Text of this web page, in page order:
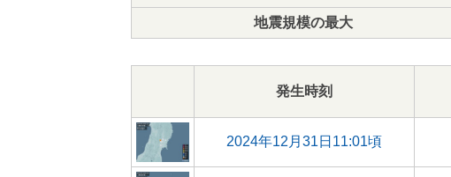
地震規模の最大
発生時刻
2024年12月31日11:01頃